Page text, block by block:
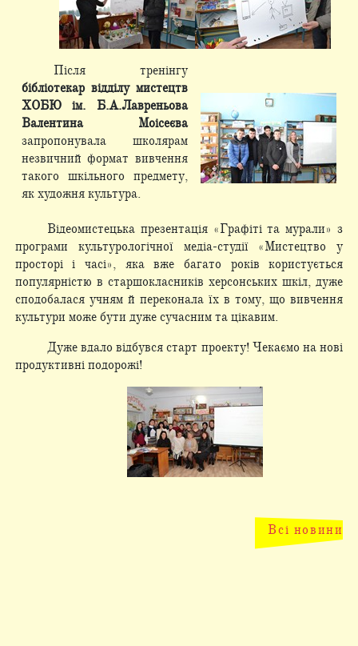
Після тренінгу
бібліотекар відділу мистецтв
ХОБЮ ім. Б.А.Лавреньова
Валентина Моісеєва
запропонувала школярам
незвичний формат вивчення
такого шкільного предмету,
як художня культура.
Відеомистецька презентація «Графіті та мурали» з
програми культурологічної медіа-студії «Мистецтво у
просторі і часі», яка вже багато років користується
популярністю в старшокласників херсонських шкіл, дуже
сподобалася учням й переконала їх в тому, що вивчення
культури може бути дуже сучасним та цікавим.
Дуже вдало відбувся старт проекту! Чекаємо на нові
продуктивні подорожі!
Всі новини